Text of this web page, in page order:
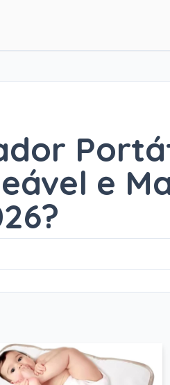
Guias para
Sono do bebê
e